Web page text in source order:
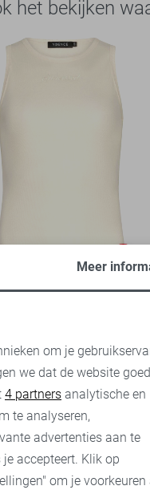
het bekijken
Top
Vila vesten Only gilets
Marketing cookies
Meer
om je
we dat de website goed
4 partners analytische en
te analyseren,
advertenties aan te
accepteert. Klik op
om je voorkeuren